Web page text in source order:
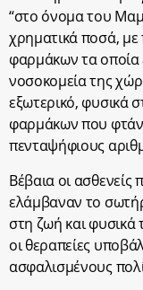
“στο όνομα του
χρηματικά ποσά,
φαρμάκων τα οποία
νοσοκομεία της
εξωτερικό, φυσικά
φαρμάκων που
πενταψήφιους
Βέβαια οι ασθενείς
ελάμβαναν το
στη ζωή και φυσικά
οι θεραπείες
ασφαλισμένους